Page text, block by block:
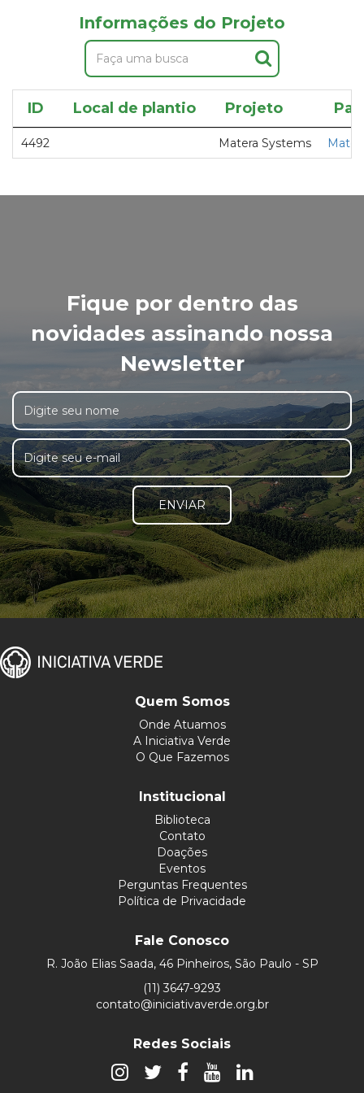
Informações do Projeto
ID Local de plantio Projeto
4492 Matera Systems
Fique por dentro das
novidades assinando nossa
Newsletter
ENVIAR
Quem Somos
Onde Atuamos
A Iniciativa Verde
O Que Fazemos
Institucional
Biblioteca
Contato
Doações
Eventos
Perguntas Frequentes
Política de Privacidade
Fale Conosco
R. João Elias Saada, 46 Pinheiros, São Paulo - SP
(11) 3647-9293
contato@iniciativaverde.org.br
Redes Sociais